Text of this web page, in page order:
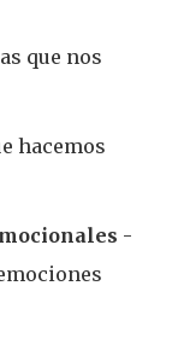
que nos
hacemos
-